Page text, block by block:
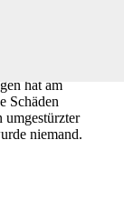
hat am
Schäden
umgestürzter
niemand.